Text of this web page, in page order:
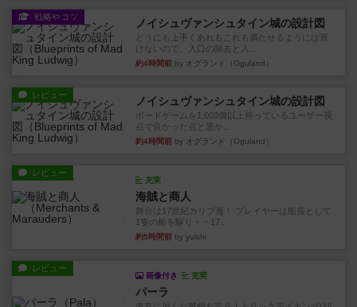
戦略やコツ ノイシュヴァンシュタイン城の設計図
どうにも上手くあれもこれも満たせるようには置
けないので、入口の除去と入...
約4時間前 by オグランド（Oguland）
レビュー ノイシュヴァンシュタイン城の設計図
ボードゲームを1,000個以上持っているユーザー視
点で良かった点と悪か...
約4時間前 by オグランド（Oguland）
レビュー
充実
海賊と商人
舞台は17世紀カリブ海！ プレイヤーは船長として
1隻の船を駆り・・17...
約5時間前 by yuishi
レビュー
画像付き 充実
パーラ